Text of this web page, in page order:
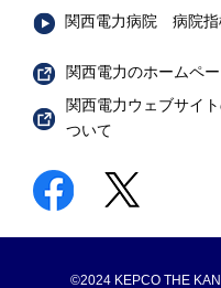
関西電力病院 病院指
関西電力のホームペ
関西電力ウェブサイ
ついて
©2024 KEPCO THE